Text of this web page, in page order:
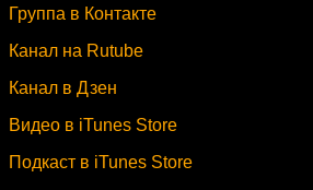
Группа в Контакте
Канал на Rutube
Канал в Дзен
Видео в iTunes Store
Подкаст в iTunes Store